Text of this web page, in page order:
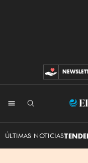
ÚLTIMAS NOTICIAS